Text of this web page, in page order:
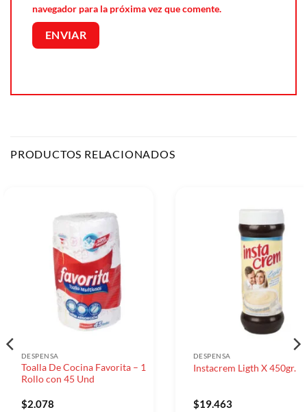
navegador para la próxima vez que comente.
PRODUCTOS RELACIONADOS
DESPENSA
Toalla De Cocina Favorita – 1
Rollo con 45 Und
$2.078
DESPENSA
Instacrem Ligth X 450gr.
$19.463